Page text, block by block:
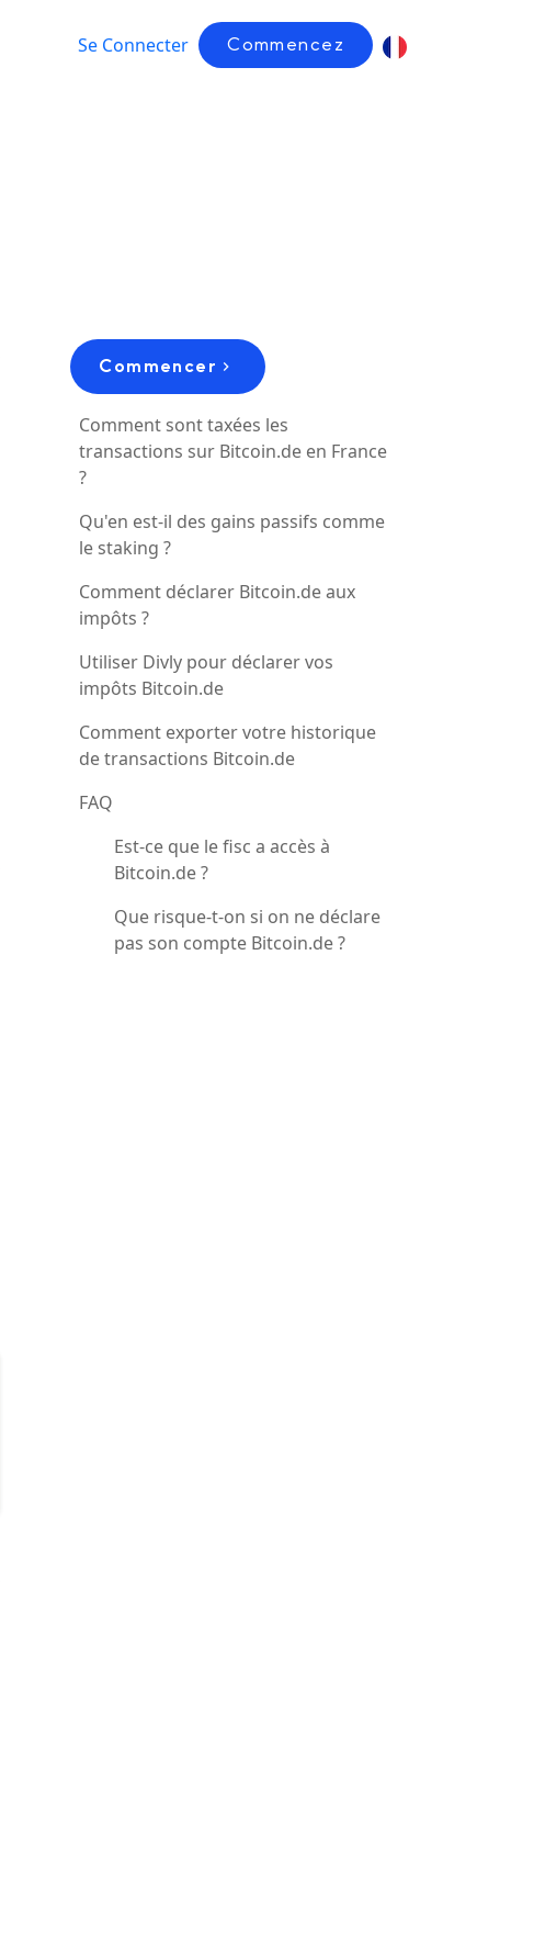
Se Connecter Commencez
Commencer
Comment sont taxées les
transactions sur Bitcoin.de en France
?
Qu'en est-il des gains passifs comme
le staking ?
Comment déclarer Bitcoin.de aux
impôts ?
Utiliser Divly pour déclarer vos
impôts Bitcoin.de
Comment exporter votre historique
de transactions Bitcoin.de
FAQ
Est-ce que le fisc a accès à
Bitcoin.de ?
Que risque-t-on si on ne déclare
pas son compte Bitcoin.de ?